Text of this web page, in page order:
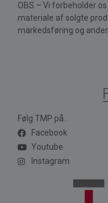
OBS – Vi forbeholder
materiale af solgte
markedsføring og
Følg TMP på...
Facebook
Youtube
Instagram